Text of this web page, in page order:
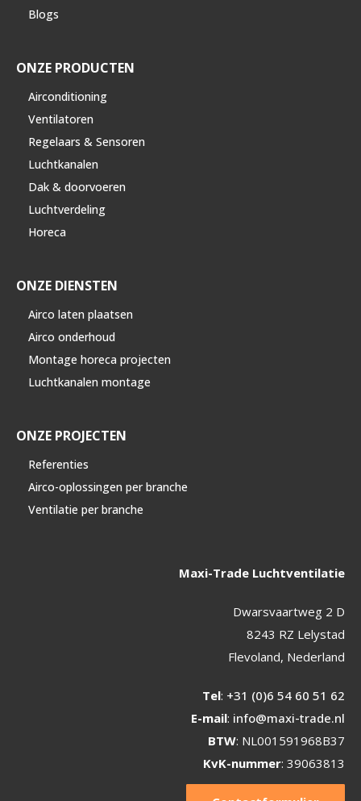
Blogs
ONZE PRODUCTEN
Airconditioning
Ventilatoren
Regelaars & Sensoren
Luchtkanalen
Dak & doorvoeren
Luchtverdeling
Horeca
ONZE DIENSTEN
Airco laten plaatsen
Airco onderhoud
Montage horeca projecten
Luchtkanalen montage
ONZE PROJECTEN
Referenties
Airco-oplossingen per branche
Ventilatie per branche
Maxi-Trade Luchtventilatie
Dwarsvaartweg 2 D
8243 RZ Lelystad
Flevoland, Nederland
Tel: +31 (0)6 54 60 51 62
E-mail: info@maxi-trade.nl
BTW: NL001591968B37
KvK-nummer: 39063813